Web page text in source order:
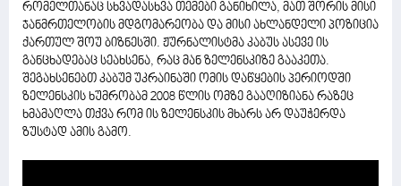
რომელთანაც სხვადასხვა თემები განიხილა, მათ შორის მისი
ჯანმრთელობის მდგომარეობა და მისი ახლანდელი პოზიცია
ქართულ შოუ ბიზნესში. ჟურნალისტმა კაბუს ასევე ის
განცხადებაც სეახსენა, რაც მან ზელენსკიზე გააკეთა.
შეგახსენებთ კაბუმ უკრაინაში ომის დაწყების პერიოდში
ზელენსკის ხუმრობამ 2008 წლის ომზე გააღიზიანა რაზეც
ხმამაღლა თქვა რომ ის ზელენსკის მხარს არ დაუჭერდა
ზუსტად ამის გამო.